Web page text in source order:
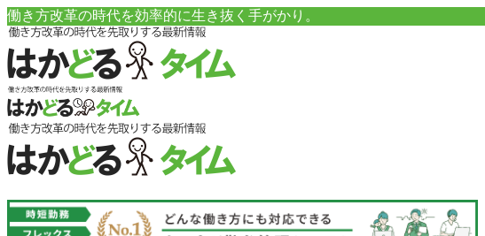
働き方改革の時代を効率的に生き抜く手がかり。